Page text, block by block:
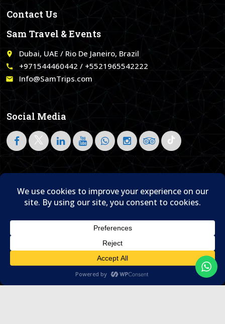
Contact Us
Sam Travel & Events
place Dubai, UAE / Rio De Janeiro, Brazil
call +971544460442 / +5521965542222
email Info@SamTrips.com
Social Media
Follow on LinkedIn
© 1995- 2026 Sam Travel & Events
About Us Blog 